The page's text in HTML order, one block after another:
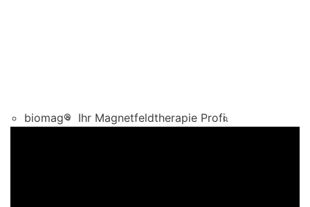
biomag® Ihr Magnetfeldtherapie Profi.